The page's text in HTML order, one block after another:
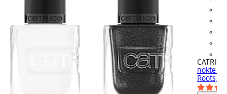
CATRICE
nokte –
Roots,